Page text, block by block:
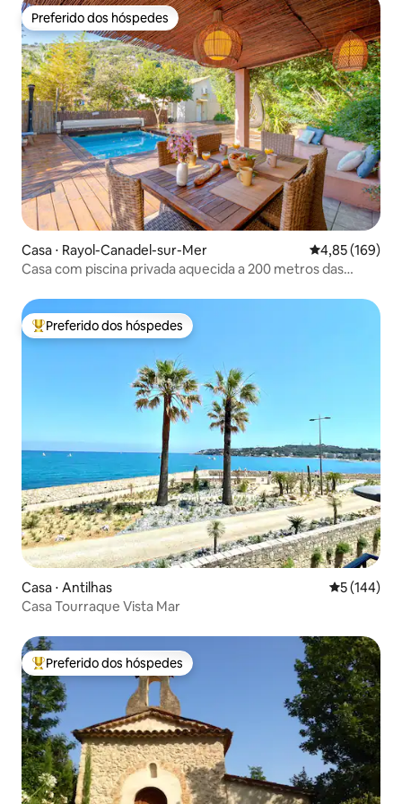
Preferido dos hóspedes
Preferido dos hóspedes
Casa ⋅ Rayol-Canadel-sur-Mer 4,85 de uma
4,85 (169)
Casa com piscina privada aquecida a 200 metros das
Entre os melhores preferidos dos hóspedes
Preferido dos hóspedes
Casa ⋅ Antilhas 5 de uma
5 (144)
Casa Tourraque Vista Mar
Entre os melhores preferidos dos hóspedes
Preferido dos hóspedes